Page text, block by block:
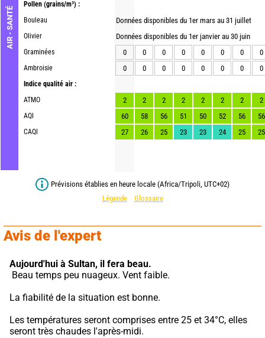
AIR - SANTÉ
Pollen (grains/m³) :
Bouleau
Olivier
Graminées
Ambroisie
Indice qualité air :
ATMO
AQI
CAQI
Données disponibles du 1er mars au 31 juillet
Données disponibles du 1er janvier au 30 juin
0
0 0 0 0 0 0
0
0
0 0 0 0 0 0 0
2 2 2 2 2 2 2
2
60
58 56 51 50 52 56
56
27
26 25 23 23 24 25 25
Prévisions établies en heure locale (Africa/Tripoli, UTC+02)
Légende
Glossaire
Avis de l'expert
Aujourd'hui à Sultan, il fera beau.
Beau temps peu nuageux. Vent faible.
La fiabilité de la situation est bonne.
Les températures seront comprises entre 25 et 34°C, elles
seront très chaudes l'après-midi.